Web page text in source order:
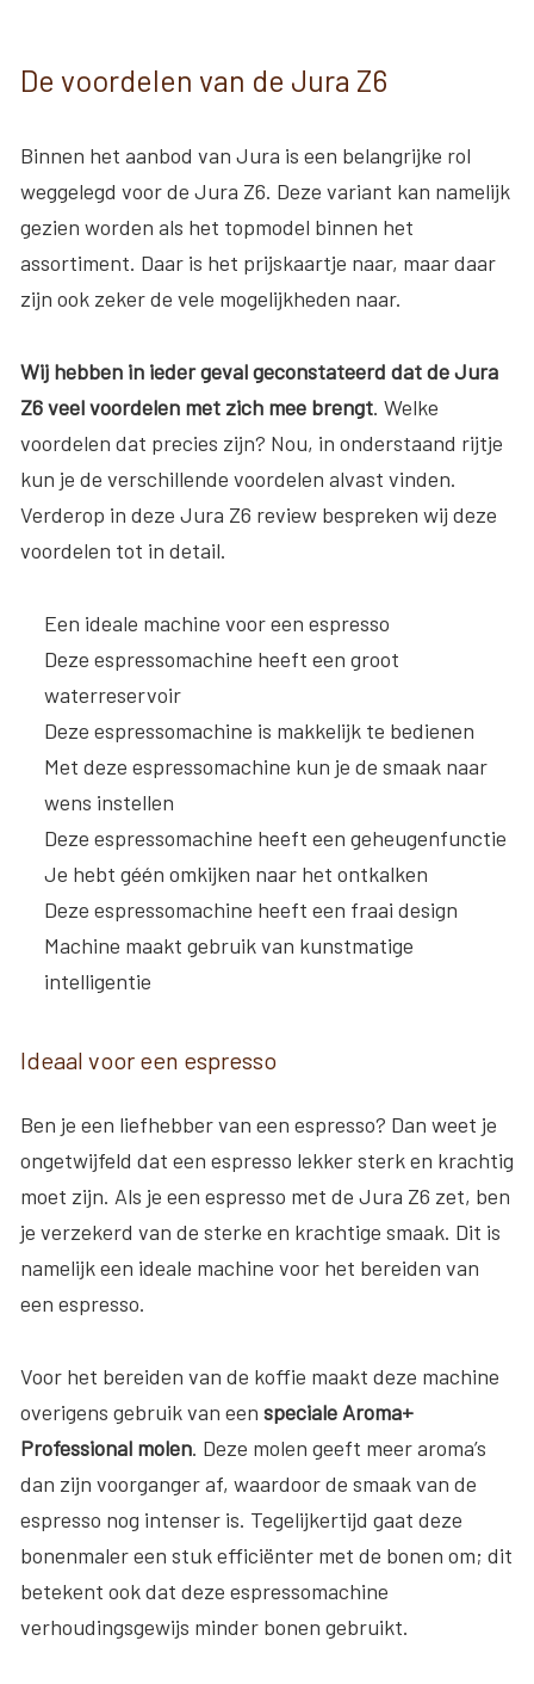
De voordelen van de Jura Z6
Binnen het aanbod van Jura is een belangrijke rol
weggelegd voor de Jura Z6. Deze variant kan namelijk
gezien worden als het topmodel binnen het
assortiment. Daar is het prijskaartje naar, maar daar
zijn ook zeker de vele mogelijkheden naar.
Wij hebben in ieder geval geconstateerd dat de Jura
Z6 veel voordelen met zich mee brengt. Welke
voordelen dat precies zijn? Nou, in onderstaand rijtje
kun je de verschillende voordelen alvast vinden.
Verderop in deze Jura Z6 review bespreken wij deze
voordelen tot in detail.
Een ideale machine voor een espresso
Deze espressomachine heeft een groot
waterreservoir
Deze espressomachine is makkelijk te bedienen
Met deze espressomachine kun je de smaak naar
wens instellen
Deze espressomachine heeft een geheugenfunctie
Je hebt géén omkijken naar het ontkalken
Deze espressomachine heeft een fraai design
Machine maakt gebruik van kunstmatige
intelligentie
Ideaal voor een espresso
Ben je een liefhebber van een espresso? Dan weet je
ongetwijfeld dat een espresso lekker sterk en krachtig
moet zijn. Als je een espresso met de Jura Z6 zet, ben
je verzekerd van de sterke en krachtige smaak. Dit is
namelijk een ideale machine voor het bereiden van
een espresso.
Voor het bereiden van de koffie maakt deze machine
overigens gebruik van een speciale Aroma+
Professional molen. Deze molen geeft meer aroma’s
dan zijn voorganger af, waardoor de smaak van de
espresso nog intenser is. Tegelijkertijd gaat deze
bonenmaler een stuk efficiënter met de bonen om; dit
betekent ook dat deze espressomachine
verhoudingsgewijs minder bonen gebruikt.